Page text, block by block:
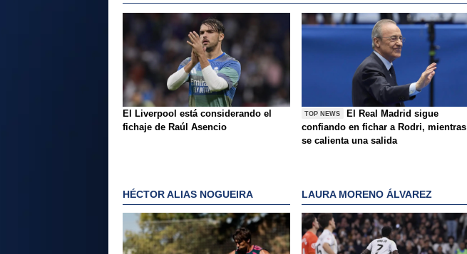
El Liverpool está considerando el
fichaje de Raúl Asencio
TOP NEWS
El Real Madrid sigue
confiando en fichar a Rodri, mientras
se calienta una salida
HÉCTOR ALIAS NOGUEIRA LAURA MORENO ÁLVAREZ